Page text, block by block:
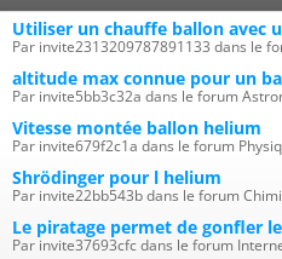
Utiliser un chauffe ballon avec
Par invite2313209787891133 dans le
altitude max connue pour un
Par invite5bb3c32a dans le forum
Vitesse montée ballon helium
Par invite679f2c1a dans le forum
Shrödinger pour l helium
Par invite22bb543b dans le forum
Le piratage permet de gonfler
Par invite37693cfc dans le forum